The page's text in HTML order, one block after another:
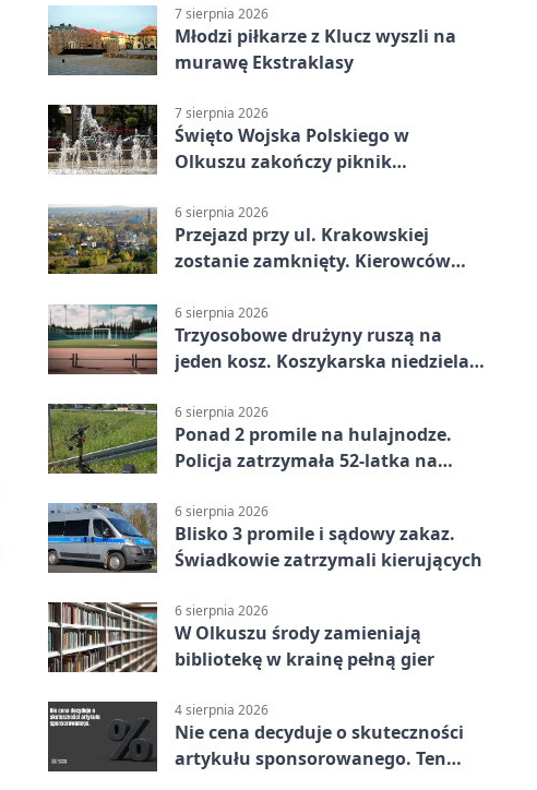
7 sierpnia 2026
Młodzi piłkarze z Klucz wyszli na
murawę Ekstraklasy
7 sierpnia 2026
Święto Wojska Polskiego w
Olkuszu zakończy piknik
6 sierpnia 2026
Przejazd przy ul. Krakowskiej
zostanie zamknięty. Kierowców
6 sierpnia 2026
Trzyosobowe drużyny ruszą na
jeden kosz. Koszykarska niedziela
6 sierpnia 2026
Ponad 2 promile na hulajnodze.
Policja zatrzymała 52-latka na
6 sierpnia 2026
Blisko 3 promile i sądowy zakaz.
Świadkowie zatrzymali kierujących
6 sierpnia 2026
W Olkuszu środy zamieniają
bibliotekę w krainę pełną gier
4 sierpnia 2026
Nie cena decyduje o skuteczności
artykułu sponsorowanego. Ten